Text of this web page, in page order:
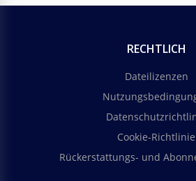
RECHTLICH
Dateilizenzen
Cookie-Richtlinie
Rückerstattungs- und